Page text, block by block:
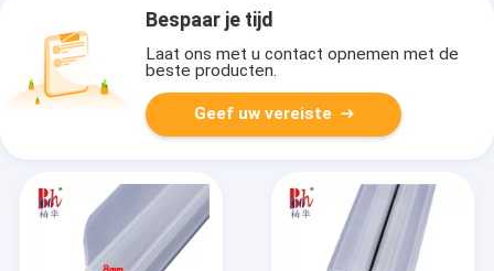
Bespaar je tijd
Laat ons met u contact opnemen met de
beste producten.
Geef uw vereiste